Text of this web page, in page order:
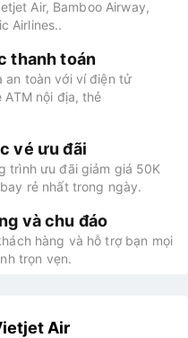
Air, Bamboo Airway,
Airlines..
thanh toán
an toàn với ví điện tử
ATM nội địa, thẻ
vé ưu đãi
trình ưu đãi giảm giá 50K
rẻ nhất trong ngày.
và chu đáo
hàng và hỗ trợ bạn mọi
trọn vẹn.
Air